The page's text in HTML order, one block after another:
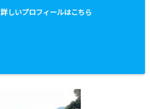
詳しいプロフィールはこちら